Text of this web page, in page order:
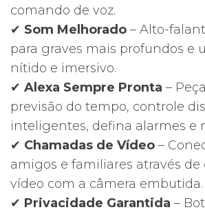
comando de voz.
✔ Som Melhorado – Alto-
para graves mais profundos e
nítido e imersivo.
✔ Alexa Sempre Pronta –
previsão do tempo, controle
inteligentes, defina alarmes e
✔ Chamadas de Vídeo –
amigos e familiares através
vídeo com a câmera embutida.
✔ Privacidade Garantida –